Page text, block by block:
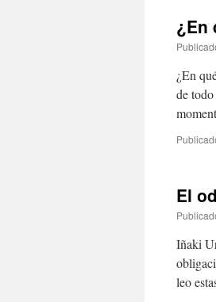
¿En
¿En
de
El
Iñaki
leo